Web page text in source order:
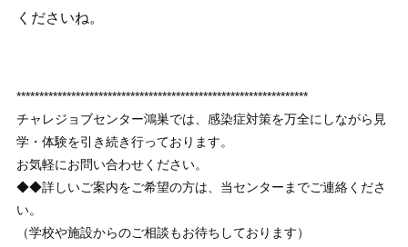
くださいね。
****************************************************************
チャレジョブセンター鴻巣では、感染症対策を万全にしながら見
学・体験を引き続き行っております。
お気軽にお問い合わせください。
◆◆詳しいご案内をご希望の方は、当センターまでご連絡くださ
い。
（学校や施設からのご相談もお待ちしております）